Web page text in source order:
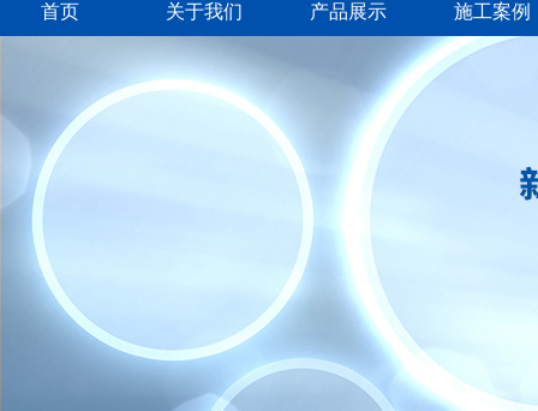
首页 关于我们 产品展示 施工案例